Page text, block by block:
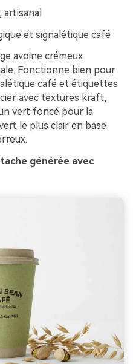
artisanal
et signalétique café
avoine crémeux
Fonctionne bien pour
café et étiquettes
avec textures kraft,
vert foncé pour la
le plus clair en base
générée avec